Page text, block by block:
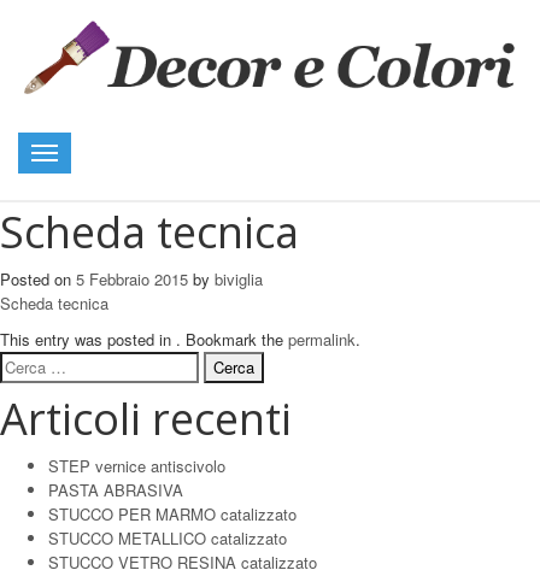
Toggle
navigation
Scheda tecnica
Posted on 5 Febbraio 2015 by biviglia
Scheda tecnica
This entry was posted in . Bookmark the permalink.
Ricerca
per:
Articoli recenti
STEP vernice antiscivolo
PASTA ABRASIVA
STUCCO PER MARMO catalizzato
STUCCO METALLICO catalizzato
STUCCO VETRO RESINA catalizzato